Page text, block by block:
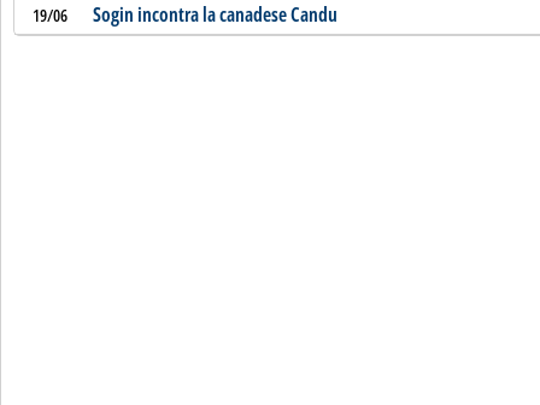
19/06 Sogin incontra la canadese Candu